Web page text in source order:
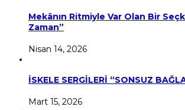
Mekânın Ritmiyle Var Olan Bir
Zaman”
Nisan 14, 2026
İSKELE SERGİLERİ “SONSUZ
Mart 15, 2026